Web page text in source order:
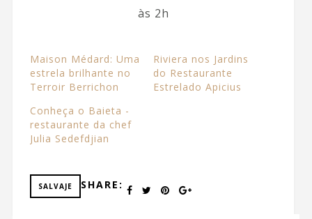
às 2h
Maison Médard: Uma
estrela brilhante no
Terroir Berrichon
Riviera nos Jardins
do Restaurante
Estrelado Apicius
Conheça o Baieta -
restaurante da chef
Julia Sedefdjian
SALVAJE SHARE: